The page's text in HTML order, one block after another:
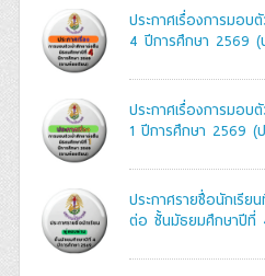
ประกาศเรื่องการมอบ
4 ปีการศึกษา 2569 (
ประกาศเรื่องการมอบ
1 ปีการศึกษา 2569 (
ประกาศรายชื่อนักเรีย
ต่อ ชั้นมัธยมศึกษาปีที่